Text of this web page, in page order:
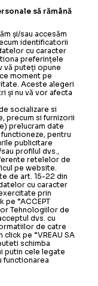
să rămână
și/sau accesăm
identificatorii
cu caracter
preferințele
vă puteți opune
moment pe
Aceste alegeri
și nu vă vor afecta
socializare si
precum si furnizorii
prelucram date
pentru
publicitare
profilul dvs.,
retelelor de
pe website.
de art. 15-22 din
cu caracter
prin
pe “ACCEPT
Tehnologiilor de
dvs. cu
de catre
pe “VREAU SA
schimba
putin cele legate
functionarea